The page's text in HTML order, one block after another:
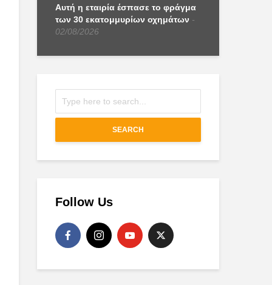
Αυτή η εταιρία έσπασε το φράγμα
των 30 εκατομμυρίων οχημάτων
02/08/2026
SEARCH
Follow Us